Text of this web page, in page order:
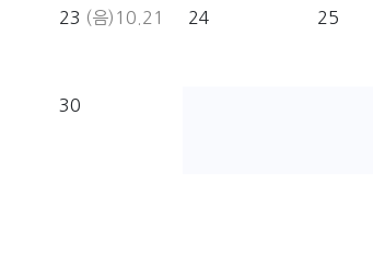
23 (음)10.21 24 25
30